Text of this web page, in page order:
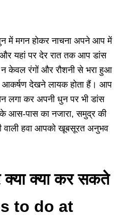
में मगन होकर नाचना अपने आप में
यहां पर देर रात तक आप डांस
केवल रंगों और रौशनी से भरा हुआ
आकर्षण देखने लायक होता हैं। आप
लगा कर अपनी धुन पर भी डांस
आस-पास का नजारा,समुद्र की
वाली हवा आपको खूबसूरत अनुभव
क्या क्या कर सकते
to do at